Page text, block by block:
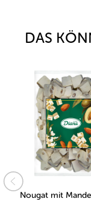
DAS
Nougat mit